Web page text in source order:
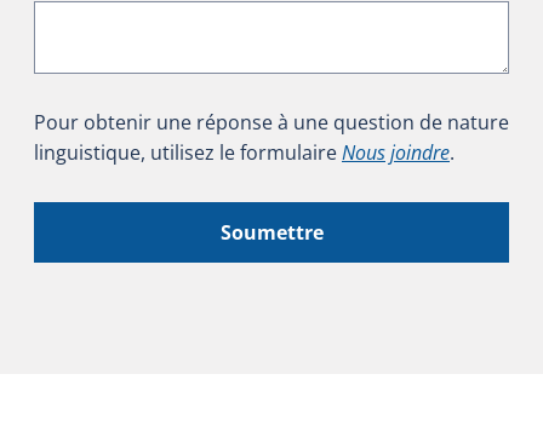
Pour obtenir une réponse à une question de nature
linguistique, utilisez le formulaireNous joindre.
Soumettre